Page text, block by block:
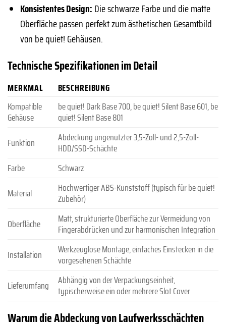
Konsistentes Design: Die schwarze Farbe und die matte
Oberfläche passen perfekt zum ästhetischen Gesamtbild
von be quiet! Gehäusen.
Technische Spezifikationen im Detail
MERKMAL
BESCHREIBUNG
Kompatible
Gehäuse
be quiet! Dark Base 700, be quiet! Silent Base 601, be
quiet! Silent Base 801
Funktion
Abdeckung ungenutzter 3,5-Zoll- und 2,5-Zoll-
HDD/SSD-Schächte
Farbe
Schwarz
Material
Hochwertiger ABS-Kunststoff (typisch für be quiet!
Zubehör)
Oberfläche
Matt, strukturierte Oberfläche zur Vermeidung von
Fingerabdrücken und zur harmonischen Integration
Installation
Werkzeuglose Montage, einfaches Einstecken in die
vorgesehenen Schächte
Lieferumfang
Abhängig von der Verpackungseinheit,
typischerweise ein oder mehrere Slot Cover
Warum die Abdeckung von Laufwerksschächten